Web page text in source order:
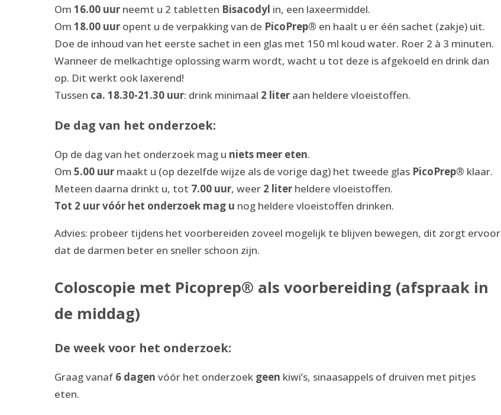
Om16.00 uur neemt u 2 tabletten Bisacodyl in, een laxeermiddel.
Om18.00 uur opent u de verpakking van de PicoPrep® en haalt u er één sachet (zakje) uit.
Doe de inhoud van het eerste sachet in een glas met 150 ml koud water. Roer 2 à 3 minuten.
Wanneer de melkachtige oplossing warm wordt, wacht u tot deze is afgekoeld en drink dan
op. Dit werkt ook laxerend!
Tussen ca. 18.30-21.30 uur: drink minimaal 2 liter aan heldere vloeistoffen.
De dag van het onderzoek:
Op de dag van het onderzoek mag u niets meer eten.
Om5.00 uur maakt u (op dezelfde wijze als de vorige dag) het tweede glas PicoPrep® klaar.
Meteen daarna drinkt u, tot 7.00 uur, weer 2 liter heldere vloeistoffen.
Tot 2 uur vóór het onderzoek mag u nog heldere vloeistoffen drinken.
Advies: probeer tijdens het voorbereiden zoveel mogelijk te blijven bewegen, dit zorgt ervoor
dat de darmen beter en sneller schoon zijn.
Coloscopie met Picoprep® als voorbereiding (afspraak in
de middag)
De week voor het onderzoek:
Graag vanaf 6 dagen vóór het onderzoek geen kiwi’s, sinaasappels of druiven met pitjes
eten.